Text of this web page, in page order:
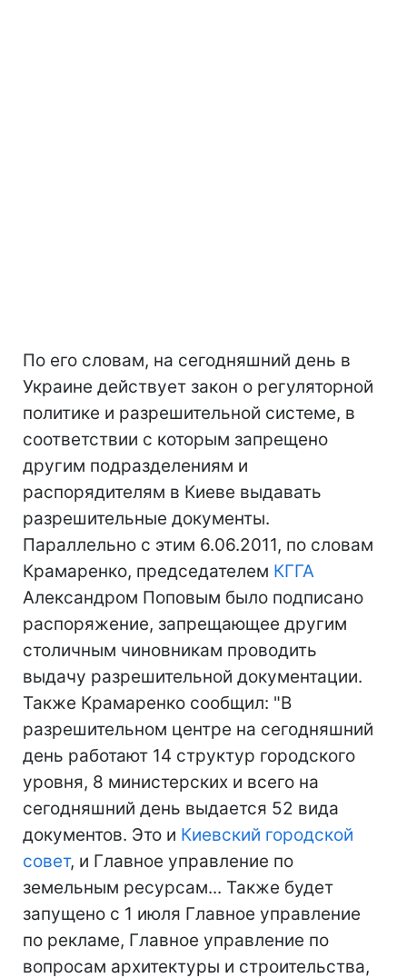
По его словам, на сегодняшний день в
Украине действует закон о регуляторной
политике и разрешительной системе, в
соответствии с которым запрещено
другим подразделениям и
распорядителям в Киеве выдавать
разрешительные документы.
Параллельно с этим 6.06.2011, по словам
Крамаренко, председателем КГГА
Александром Поповым было подписано
распоряжение, запрещающее другим
столичным чиновникам проводить
выдачу разрешительной документации.
Также Крамаренко сообщил: "В
разрешительном центре на сегодняшний
день работают 14 структур городского
уровня, 8 министерских и всего на
сегодняшний день выдается 52 вида
документов. Это и Киевский городской
совет, и Главное управление по
земельным ресурсам... Также будет
запущено с 1 июля Главное управление
по рекламе, Главное управление по
вопросам архитектуры и строительства,